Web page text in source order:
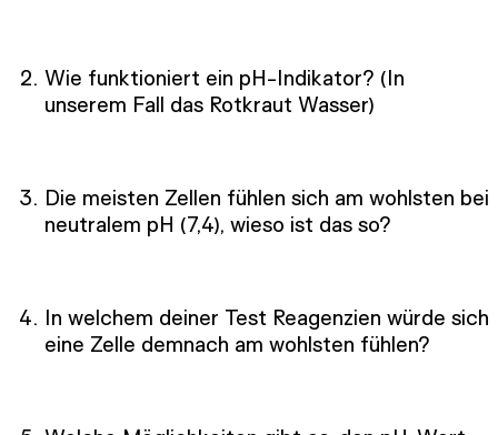
Wie funktioniert ein pH-Indikator? (In
unserem Fall das Rotkraut Wasser)
Die meisten Zellen fühlen sich am wohlsten bei
neutralem pH (7,4), wieso ist das so?
In welchem deiner Test Reagenzien würde sich
eine Zelle demnach am wohlsten fühlen?